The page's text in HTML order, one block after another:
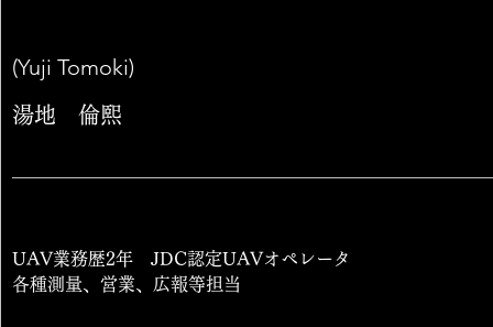
(Yuji Tomoki)
湯地 倫熙
UAV業務歴2年 JDC認定UAVオペレータ
各種測量、営業、広報等担当